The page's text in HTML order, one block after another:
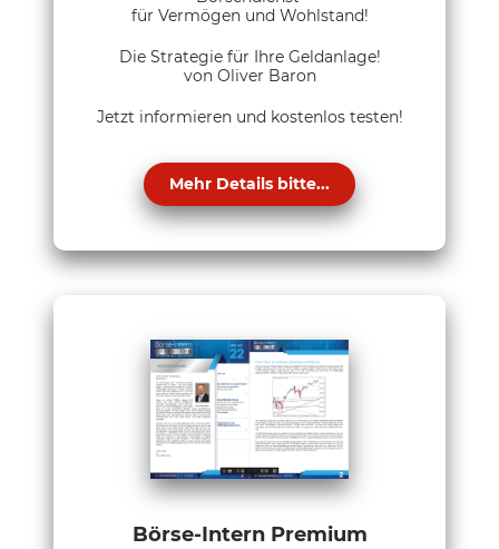
für Vermögen und Wohlstand!
Die Strategie für Ihre Geldanlage!
von Oliver Baron
Jetzt informieren und kostenlos testen!
Mehr Details bitte...
Börse-Intern Premium